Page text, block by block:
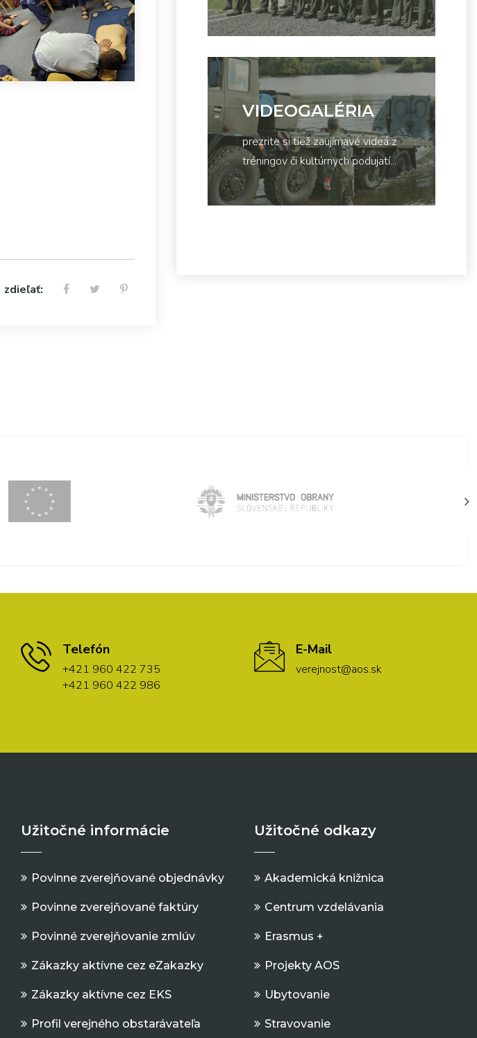
zdieľať:
VIDEOGALÉRIA
prezrite si tiež zaujímavé videá z
tréningov či kultúrnych podujatí...
Telefón
+421 960 422 735
+421 960 422 986
E-Mail
verejnost@aos.sk
Užitočné informácie
Povinne zverejňované objednávky
Povinne zverejňované faktúry
Povinné zverejňovanie zmlúv
Zákazky aktívne cez eZakazky
Zákazky aktívne cez EKS
Profil verejného obstarávateľa
Užitočné odkazy
Akademická knižnica
Centrum vzdelávania
Erasmus +
Projekty AOS
Ubytovanie
Stravovanie